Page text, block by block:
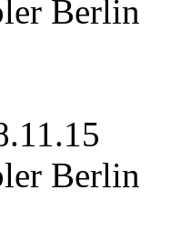
Berlin
Berlin